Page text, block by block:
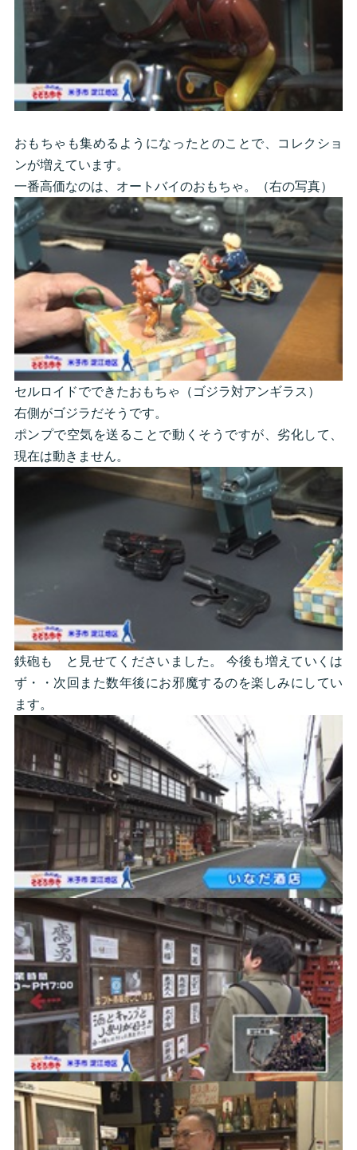
おもちゃも集めるようになったとのことで、コレクショ
ンが増えています。
一番高価なのは、オートバイのおもちゃ。（右の写真）
セルロイドでできたおもちゃ（ゴジラ対アンギラス）
右側がゴジラだそうです。
ポンプで空気を送ることで動くそうですが、劣化して、
現在は動きません。
鉄砲も と見せてくださいました。 今後も増えていくは
ず・・次回また数年後にお邪魔するのを楽しみにしてい
ます。